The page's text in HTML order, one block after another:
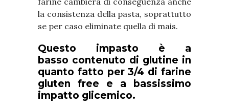
la consistenza della pasta, soprattutto
se per caso eliminate quella di mais.
Questo impasto è a
basso contenuto di glutine in
quanto fatto per 3/4 di farine
gluten free e a bassissimo
impatto glicemico.